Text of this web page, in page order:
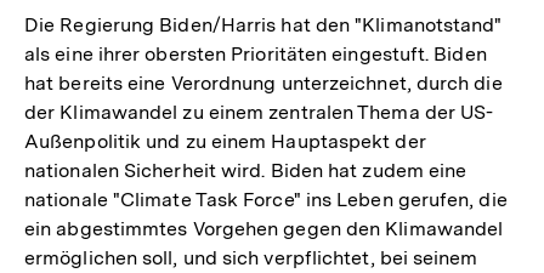
Die Regierung Biden/Harris hat den "Klimanotstand"
als eine ihrer obersten Prioritäten eingestuft. Biden
hat bereits eine Verordnung unterzeichnet, durch die
der Klimawandel zu einem zentralen Thema der US-
Außenpolitik und zu einem Hauptaspekt der
nationalen Sicherheit wird. Biden hat zudem eine
nationale "Climate Task Force" ins Leben gerufen, die
ein abgestimmtes Vorgehen gegen den Klimawandel
ermöglichen soll, und sich verpflichtet, bei seinem